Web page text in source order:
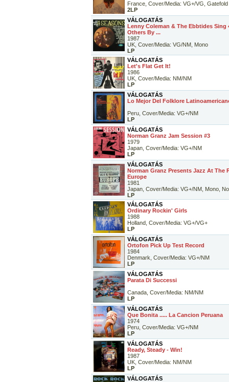
France, Cover/Media: VG+/VG, Gatefold
2LP
VÁLOGATÁS
Lenny Coleman & The Ebbtides Sing
Others By ...
1987
UK, Cover/Media: VG/NM, Mono
LP
VÁLOGATÁS
Let's Flat Get It!
1986
UK, Cover/Media: NM/NM
LP
VÁLOGATÁS
Lo Mejor Del Folklore
Peru, Cover/Media: VG+/NM
LP
VÁLOGATÁS
Norman Granz Jam Session #3
1979
Japan, Cover/Media: VG+/NM
LP
VÁLOGATÁS
Norman Granz Presents Jazz At The
Europe
1981
Japan, Cover/Media: VG+/NM, Mono,
LP
VÁLOGATÁS
Ordinary Rockin' Girls
1988
Holland, Cover/Media: VG+/VG+
LP
VÁLOGATÁS
Ortofon Pick Up Test Record
1984
Denmark, Cover/Media: VG+/NM
LP
VÁLOGATÁS
Parata Di Successi
Canada, Cover/Media: NM/NM
LP
VÁLOGATÁS
Que Bonita ..... La Cancion Peruana
1974
Peru, Cover/Media: VG+/NM
LP
VÁLOGATÁS
Ready, Steady - Win!
1987
UK, Cover/Media: NM/NM
LP
VÁLOGATÁS